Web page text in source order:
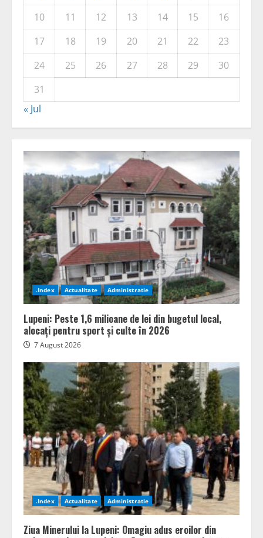
10
11 12 13 14 15
16
17
18 19 20 21 22
23
24
25 26 27 28 29
30
31
« Jul
.Index Actualitate Administratie
Lupeni: Peste 1,6 milioane de lei din bugetul local,
alocați pentru sport și culte în 2026
7 August 2026
.Index Actualitate Administratie
Ziua Minerului la Lupeni: Omagiu adus eroilor din